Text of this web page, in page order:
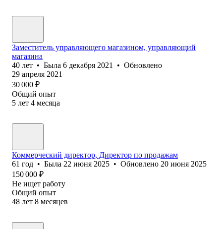
Заместитель управляющего магазином, управляющий
магазина
40 лет • Была 6 декабря 2021 • Обновлено
29 апреля 2021
30 000 ₽
Общий опыт
5 лет 4 месяца
Коммерческий директор, Директор по продажам
61 год • Была 22 июня 2025 • Обновлено 20 июня 2025
150 000 ₽
Не ищет работу
Общий опыт
48 лет 8 месяцев